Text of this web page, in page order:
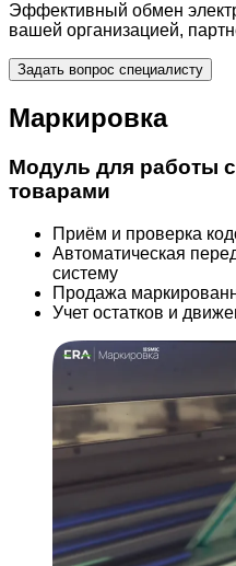
Эффективный обмен
вашей организацией,
Задать вопрос специалисту
Маркировка
Модуль для работы
товарами
Приём и проверка
Автоматическая
систему
Продажа
Учет остатков и